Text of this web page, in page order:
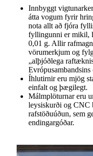
Innbyggt
átta vogum fyrir
nota allt að fjóra
fyllingunni er mikil,
0,01 g. Allir
vörumerkjum og
„alþjóðlega
Íhlutirnir eru mjög
einfalt og þægilegt.
Málmplöturnar eru
leysiskurði og CNC
rafstöðuúðun, sem
endingargóðar.